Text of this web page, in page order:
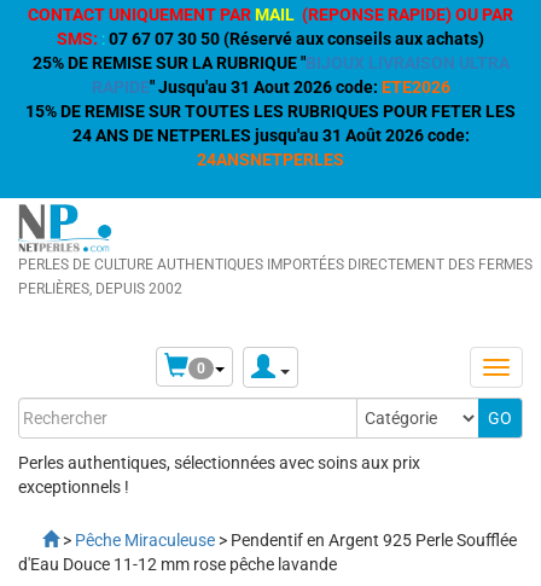
CONTACT UNIQUEMENT PARMAIL (REPONSE RAPIDE) OU PAR
SMS: :07 67 07 30 50 (Réservé aux conseils aux achats)
25% DE REMISE SUR LA RUBRIQUE "BIJOUX LIVRAISON ULTRA
RAPIDE" Jusqu'au 31 Aout 2026 code: ETE2026
15% DE REMISE SUR TOUTES LES RUBRIQUES POUR FETER LES
24 ANS DE NETPERLES jusqu'au 31 Août 2026 code:
24ANSNETPERLES
PERLES DE CULTURE AUTHENTIQUES IMPORTÉES DIRECTEMENT DES FERMES
PERLIÈRES, DEPUIS 2002
0
Perles authentiques, sélectionnées avec soins aux prix
exceptionnels !
> Pêche Miraculeuse > Pendentif en Argent 925 Perle Soufflée
d'Eau Douce 11-12 mm rose pêche lavande